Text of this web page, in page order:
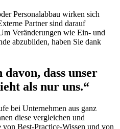
Personalabbau wirken sich
Partner sind darauf
Veränderungen wie Ein- und
abzubilden, haben Sie dank
dass unser
als nur uns.“
bei Unternehmen aus ganz
diese vergleichen und
Best-Practice-Wissen und von